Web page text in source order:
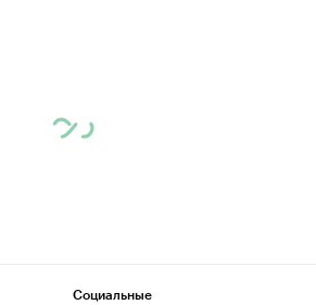
Социальные